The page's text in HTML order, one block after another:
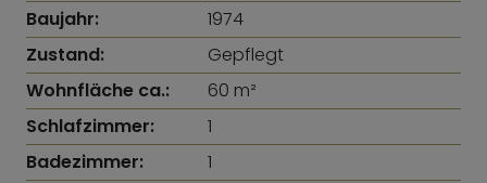
Baujahr:
1974
Zustand:
Gepflegt
Wohnfläche ca.:
60 m²
Schlafzimmer:
1
Badezimmer:
1